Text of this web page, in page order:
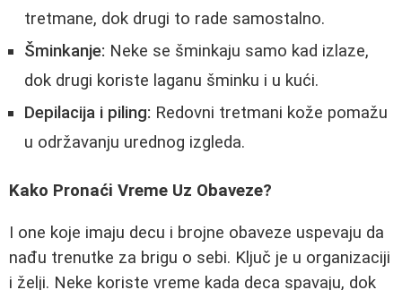
tretmane, dok drugi to rade samostalno.
Šminkanje: Neke se šminkaju samo kad izlaze,
dok drugi koriste laganu šminku i u kući.
Depilacija i piling: Redovni tretmani kože pomažu
u održavanju urednog izgleda.
Kako Pronaći Vreme Uz Obaveze?
I one koje imaju decu i brojne obaveze uspevaju da
nađu trenutke za brigu o sebi. Ključ je u organizaciji
i želji. Neke koriste vreme kada deca spavaju, dok